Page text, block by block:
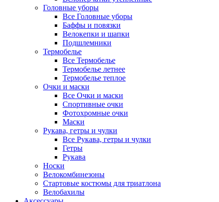
Головные уборы
Все Головные уборы
Баффы и повязки
Велокепки и шапки
Подшлемники
Термобелье
Все Термобелье
Термобелье летнее
Термобелье теплое
Очки и маски
Все Очки и маски
Спортивные очки
Фотохромные очки
Маски
Рукава, гетры и чулки
Все Рукава, гетры и чулки
Гетры
Рукава
Носки
Велокомбинезоны
Стартовые костюмы для триатлона
Велобахилы